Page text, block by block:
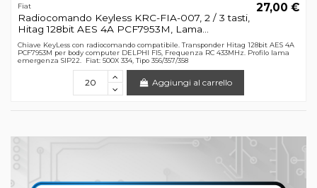
Fiat
Radiocomando Keyless KRC-FIA-007, 2 / 3 tasti,
Hitag 128bit AES 4A PCF7953M, Lama...
27,00 €
Chiave KeyLess con radiocomando compatibile. Transponder Hitag 128bit AES 4A
PCF7953M per body computer DELPHI FI5, Frequenza RC 433MHz. Profilo lama
emergenza SIP22. Fiat: 500X 334, Tipo 356/357/358
Aggiungi al carrello